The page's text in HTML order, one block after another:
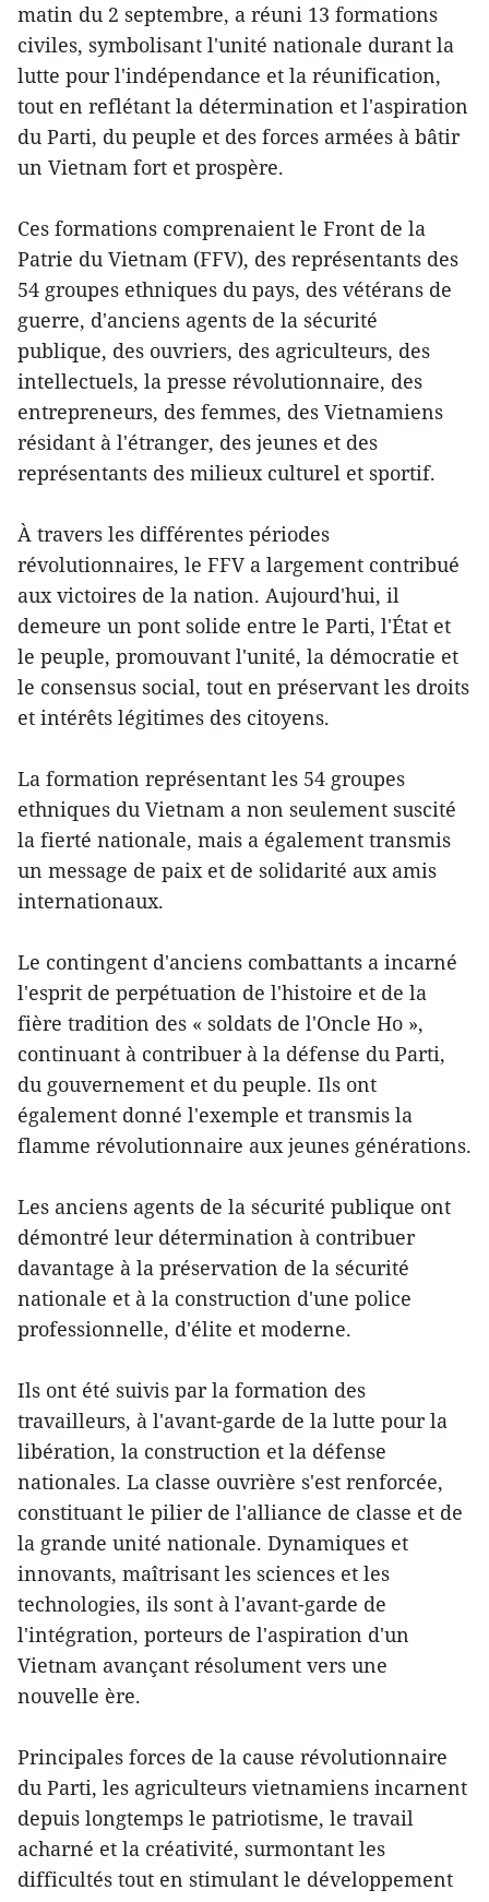
matin du 2 septembre, a réuni 13 formations
civiles, symbolisant l'unité nationale durant la
lutte pour l'indépendance et la réunification,
tout en reflétant la détermination et l'aspiration
du Parti, du peuple et des forces armées à bâtir
un Vietnam fort et prospère.
Ces formations comprenaient le Front de la
Patrie du Vietnam (FFV), des représentants des
54 groupes ethniques du pays, des vétérans de
guerre, d'anciens agents de la sécurité
publique, des ouvriers, des agriculteurs, des
intellectuels, la presse révolutionnaire, des
entrepreneurs, des femmes, des Vietnamiens
résidant à l'étranger, des jeunes et des
représentants des milieux culturel et sportif.
À travers les différentes périodes
révolutionnaires, le FFV a largement contribué
aux victoires de la nation. Aujourd'hui, il
demeure un pont solide entre le Parti, l'État et
le peuple, promouvant l'unité, la démocratie et
le consensus social, tout en préservant les droits
et intérêts légitimes des citoyens.
La formation représentant les 54 groupes
ethniques du Vietnam a non seulement suscité
la fierté nationale, mais a également transmis
un message de paix et de solidarité aux amis
internationaux.
Le contingent d'anciens combattants a incarné
l'esprit de perpétuation de l'histoire et de la
fière tradition des « soldats de l'Oncle Ho »,
continuant à contribuer à la défense du Parti,
du gouvernement et du peuple. Ils ont
également donné l'exemple et transmis la
flamme révolutionnaire aux jeunes générations.
Les anciens agents de la sécurité publique ont
démontré leur détermination à contribuer
davantage à la préservation de la sécurité
nationale et à la construction d'une police
professionnelle, d'élite et moderne.
Ils ont été suivis par la formation des
travailleurs, à l'avant-garde de la lutte pour la
libération, la construction et la défense
nationales. La classe ouvrière s'est renforcée,
constituant le pilier de l'alliance de classe et de
la grande unité nationale. Dynamiques et
innovants, maîtrisant les sciences et les
technologies, ils sont à l'avant-garde de
l'intégration, porteurs de l'aspiration d'un
Vietnam avançant résolument vers une
nouvelle ère.
Principales forces de la cause révolutionnaire
du Parti, les agriculteurs vietnamiens incarnent
depuis longtemps le patriotisme, le travail
acharné et la créativité, surmontant les
difficultés tout en stimulant le développement